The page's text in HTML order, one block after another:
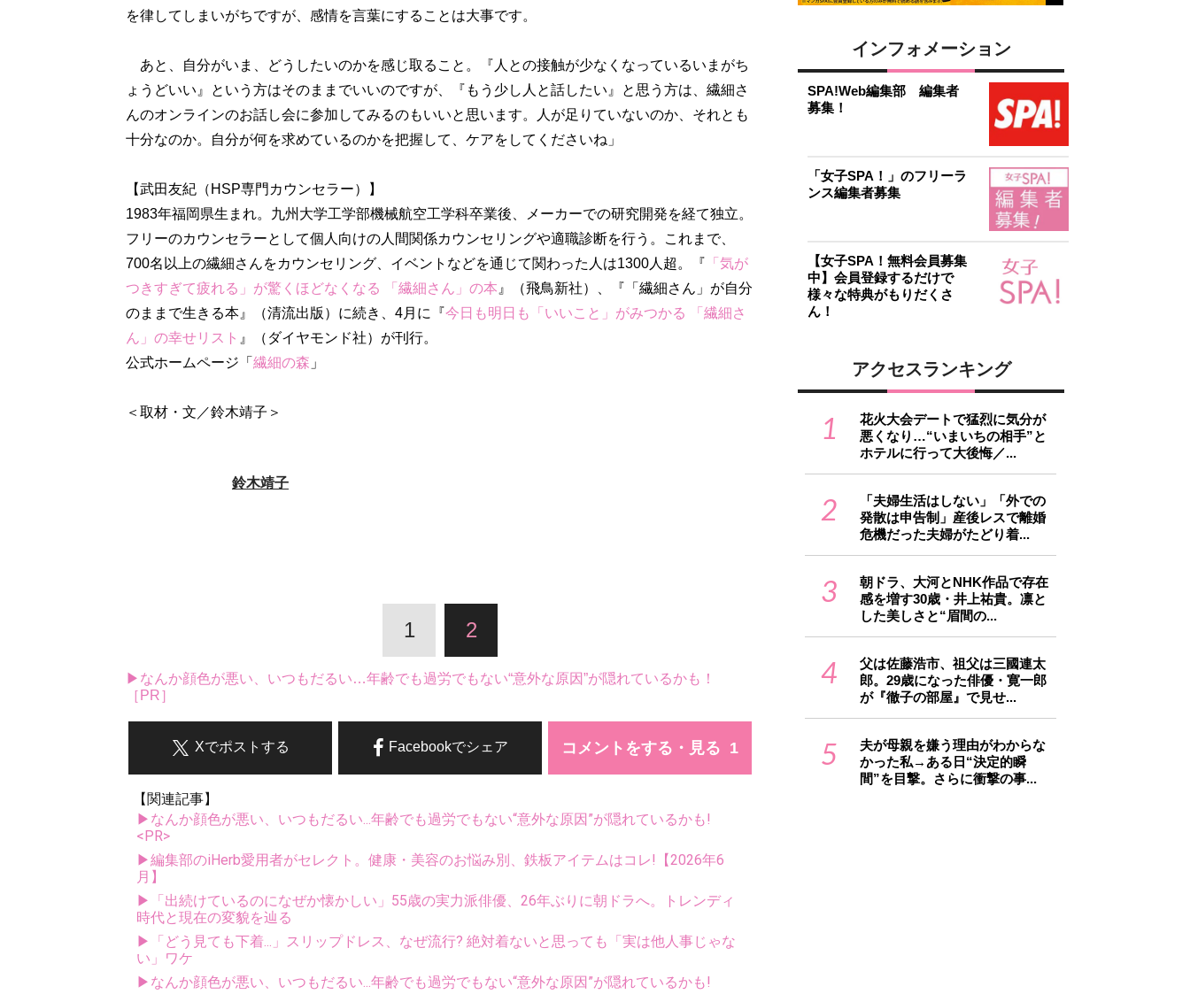
を律してしまいがちですが、感情を言葉にすることは大事です。
あと、自分がいま、どうしたいのかを感じ取ること。『人との接触が少なくなっているいまがち
ょうどいい』という方はそのままでいいのですが、『もう少し人と話したい』と思う方は、繊細さ
んのオンラインのお話し会に参加してみるのもいいと思います。人が足りていないのか、それとも
十分なのか。自分が何を求めているのかを把握して、ケアをしてくださいね」
【武田友紀（HSP専門カウンセラー）】
1983年福岡県生まれ。九州大学工学部機械航空工学科卒業後、メーカーでの研究開発を経て独立。
フリーのカウンセラーとして個人向けの人間関係カウンセリングや適職診断を行う。これまで、
700名以上の繊細さんをカウンセリング、イベントなどを通じて関わった人は1300人超。『 「気が
つきすぎて疲れる」が驚くほどなくなる 「繊細さん」の本 』（飛鳥新社）、『「繊細さん」が自分
のままで生きる本』（清流出版）に続き、4月に『今日も明日も「いいこと」がみつかる 「繊細さ
ん」の幸せリスト 』（ダイヤモンド社）が刊行。
公式ホームページ「 繊細の森 」
＜取材・文／鈴木靖子＞
鈴木靖子
1 2
▶なんか顔色が悪い、いつもだるい…年齢でも過労でもない“意外な原因”が隠れているかも！
［PR］
コメントをする・見る
Facebookでシェア
Xでポストする
【関連記事】
▶なんか顔色が悪い、いつもだるい...年齢でも過労でもない“意外な原因”が隠れているかも!
<PR>
▶編集部のiHerb愛用者がセレクト。健康・美容のお悩み別、鉄板アイテムはコレ!【2026年6
月】
▶「出続けているのになぜか懐かしい」55歳の実力派俳優、26年ぶりに朝ドラへ。トレンディ
時代と現在の変貌を辿る
▶「どう見ても下着...」スリップドレス、なぜ流行? 絶対着ないと思っても「実は他人事じゃな
い」ワケ
▶なんか顔色が悪い、いつもだるい...年齢でも過労でもない“意外な原因”が隠れているかも!
インフォメーション
SPA!Web編集部 編集者
募集！
「女子SPA！」のフリーラ
ンス編集者募集
【女子SPA！無料会員募集
中】会員登録するだけで
様々な特典がもりだくさ
ん！
アクセスランキング
1
花火大会デートで猛烈に気分が
悪くなり…“いまいちの相手”と
ホテルに行って大後悔／...
2
「夫婦生活はしない」「外での
発散は申告制」産後レスで離婚
危機だった夫婦がたどり着...
3
朝ドラ、大河とNHK作品で存在
感を増す30歳・井上祐貴。凛と
した美しさと“眉間の...
4
父は佐藤浩市、祖父は三國連太
郎。29歳になった俳優・寛一郎
が『徹子の部屋』で見せ...
5
夫が母親を嫌う理由がわからな
かった私→ある日“決定的瞬
間”を目撃。さらに衝撃の事...